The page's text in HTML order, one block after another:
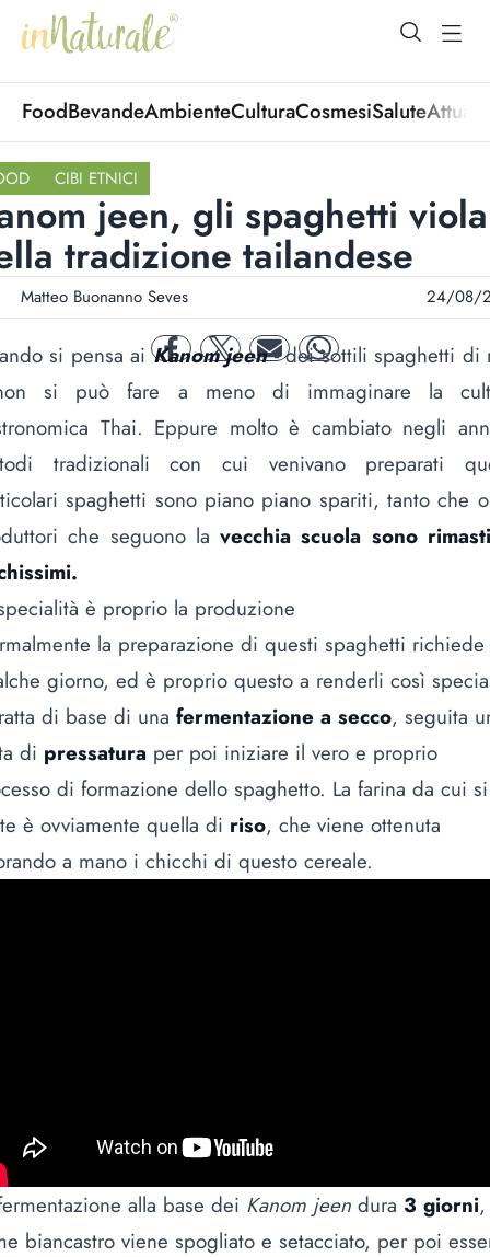
open
FoodBevandeAmbienteCulturaCosmesiSalute
CIBI ETNICI
jeen, gli spaghetti viola
tradizione tailandese
Matteo Buonanno Seves 24/08/
facebooktwitter mail whatsapp
si pensa aiKanom jeen- dei sottili spaghetti di
si può fare a meno di immaginare la
Thai. Eppure molto è cambiato negli
tradizionali con cui venivano preparati
spaghetti sono piano piano spariti, tanto che
che seguono la vecchia scuola sono
è proprio la produzione
la preparazione di questi spaghetti richiede
giorno, ed è proprio questo a renderli così
di base di una fermentazione a secco, seguita
di pressatura per poi iniziare il vero e proprio
di formazione dello spaghetto. La farina da cui si
è ovviamente quella di riso, che viene ottenuta
a mano i chicchi di questo cereale.
alla base dei Kanom jeen dura 3 giorni
biancastro viene spogliato e setacciato, per poi